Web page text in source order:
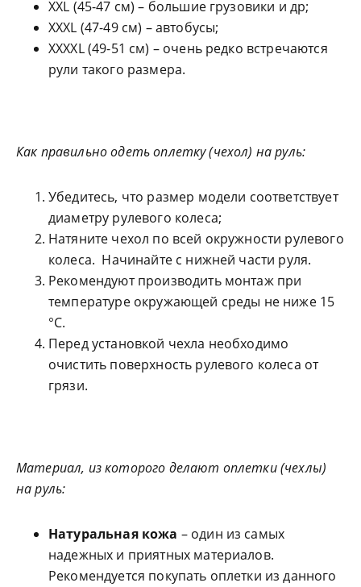
XXL (45-47 см) – большие грузовики и др;
XXXL (47-49 см) – автобусы;
XXXXL (49-51 см) – очень редко встречаются
рули такого размера.
Как правильно одеть оплетку (чехол) на руль:
Убедитесь, что размер модели соответствует
диаметру рулевого колеса;
Натяните чехол по всей окружности рулевого
колеса. Начинайте с нижней части руля.
Рекомендуют производить монтаж при
температуре окружающей среды не ниже 15
°С.
Перед установкой чехла необходимо
очистить поверхность рулевого колеса от
грязи.
Материал, из которого делают оплетки (чехлы)
на руль:
Натуральная кожа – один из самых
надежных и приятных материалов.
Рекомендуется покупать оплетки из данного